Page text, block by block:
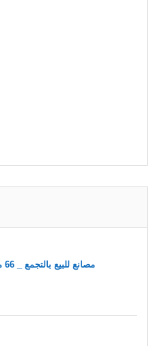
مصانع للبيع بالتجمع _ 66 مصنع للبيع بالتجمع